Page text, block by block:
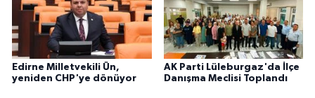
Edirne Milletvekili Ün,
yeniden CHP'ye dönüyor
AK Parti Lüleburgaz'da İlçe
Danışma Meclisi Toplandı